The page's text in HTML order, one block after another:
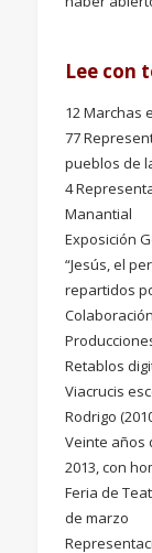
Lee con
12 Marchas
77
pueblos de
4
Manantial
Exposición
“Jesús, el
repartidos
Retablos
Viacrucis
Rodrigo
Veinte años
2013, con
Feria de
de marzo